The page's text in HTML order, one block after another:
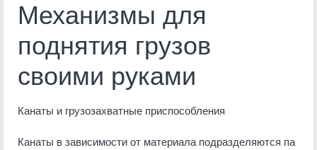
Механизмы для
поднятия грузов
своими руками
Канаты и грузозахватные приспособления
Канаты в зависимости от материала подразделяются па